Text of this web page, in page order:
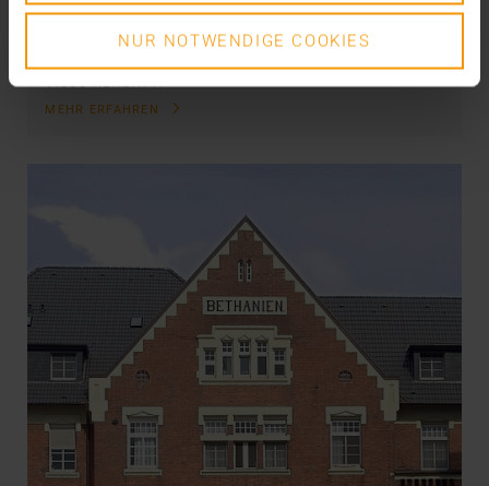
NUR NOTWENDIGE COOKIES
2011 den Betrieb aufnahm, war die erste…
VISUS HEALTH IT
MEHR ERFAHREN